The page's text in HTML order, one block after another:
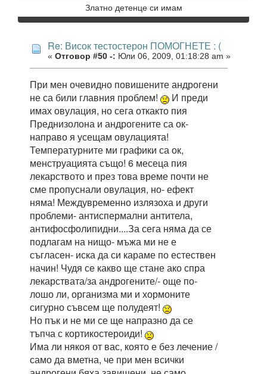
Златно детенце си имам
Re: Висок тестостерон ПОМОГНЕТЕ : (
« Отговор #50 -: Юли 06, 2009, 01:18:28 am »
При мен очевидно повишените андрогени
не са били главния проблем!
И преди
имах овулация, но сега откакто пия
Преднизолона и андрогените са ок-
направо я усещам овулацията!
Температурните ми графики са ок,
менструацията също! 6 месеца пия
лекарството и през това време почти не
сме пропуснали овулация, но- ефект
няма! Междувременно излязоха и други
проблеми- антиспермални антитела,
антифосфолипидни....За сега няма да се
подлагам на нищо- мъжа ми не е
съгласен- иска да си караме по естествен
начин! Чудя се какво ще стане ако спра
лекарствата/за андрогените/- още по-
лошо ли, организма ми и хормоните
сигурно съвсем ще полудеят!
Но пък и не ми се ще напразно да се
тъпча с кортикостероиди!
Има ли някоя от вас, която е без лечение /
само да вметна, че при мен всички